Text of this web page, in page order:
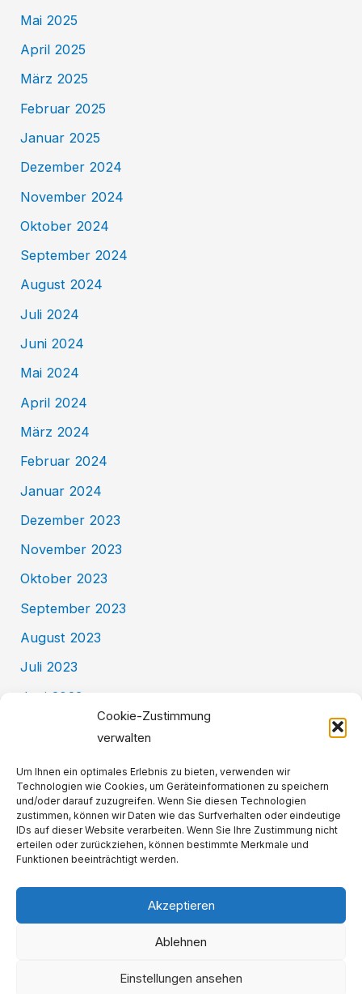
Cookie-Zustimmung
verwalten
Um Ihnen ein optimales Erlebnis zu bieten, verwenden wir
Technologien wie Cookies, um Geräteinformationen zu speichern
und/oder darauf zuzugreifen. Wenn Sie diesen Technologien
zustimmen, können wir Daten wie das Surfverhalten oder eindeutige
IDs auf dieser Website verarbeiten. Wenn Sie Ihre Zustimmung nicht
erteilen oder zurückziehen, können bestimmte Merkmale und
Funktionen beeinträchtigt werden.
Akzeptieren
Ablehnen
Einstellungen ansehen
Mai 2025
April 2025
März 2025
Februar 2025
Januar 2025
Dezember 2024
November 2024
Oktober 2024
September 2024
August 2024
Juli 2024
Juni 2024
Mai 2024
April 2024
März 2024
Februar 2024
Januar 2024
Dezember 2023
November 2023
Oktober 2023
September 2023
August 2023
Juli 2023
Juni 2023
Kategorien
Allgemein
BackKultur
Impressum
Datenschutzerklärung
Cookie-Richtlinie (EU)